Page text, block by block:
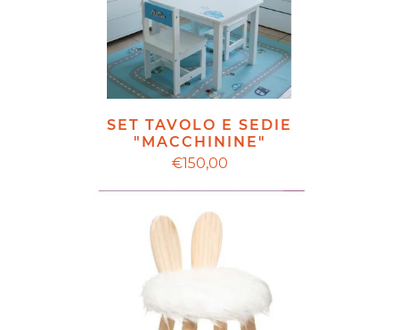
SET TAVOLO E SEDIE
"MACCHININE"
€150,00